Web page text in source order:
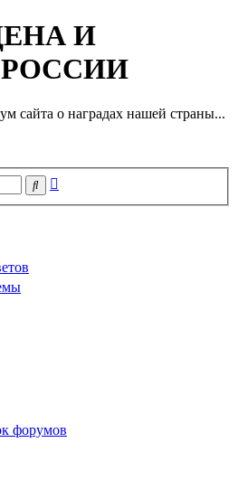
И
сайта о наградах нашей страны...
Поиск
форумов